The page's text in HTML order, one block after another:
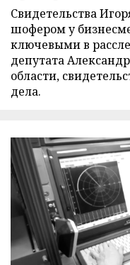
Свидетельства
шофером у
ключевыми в
депутата
области,
дела.